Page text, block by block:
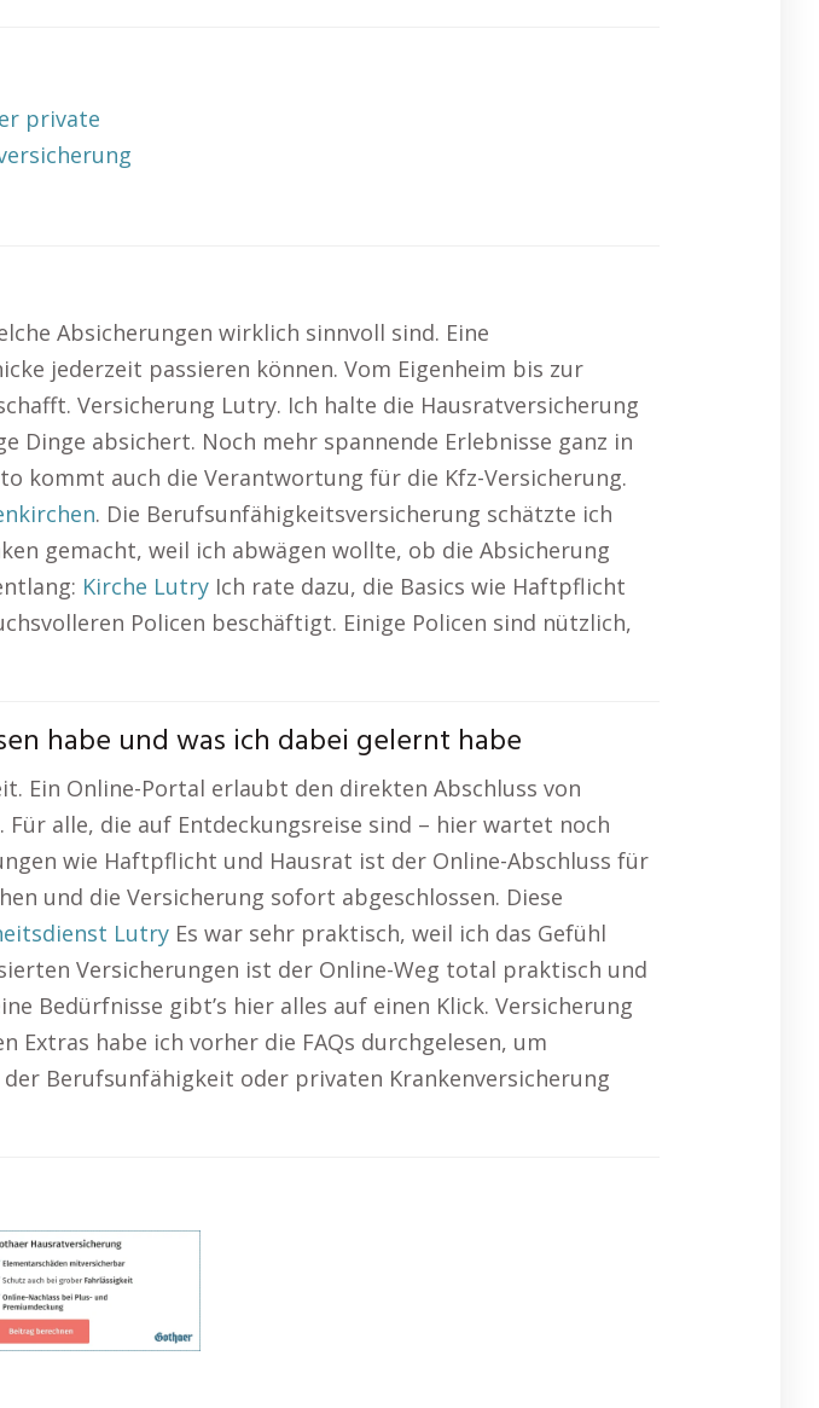
Absicherungen wirklich sinnvoll sind. Eine
jederzeit passieren können. Vom Eigenheim bis zur
Versicherung Lutry. Ich halte die Hausratversicherung
absichert. Noch mehr spannende Erlebnisse ganz in
kommt auch die Verantwortung für die Kfz-Versicherung.
. Die Berufsunfähigkeitsversicherung schätzte ich
gemacht, weil ich abwägen wollte, ob die Absicherung
Kirche Lutry Ich rate dazu, die Basics wie Haftpflicht
Policen beschäftigt. Einige Policen sind nützlich,
habe und was ich dabei gelernt habe
Ein Online-Portal erlaubt den direkten Abschluss von
alle, die auf Entdeckungsreise sind – hier wartet noch
wie Haftpflicht und Hausrat ist der Online-Abschluss für
und die Versicherung sofort abgeschlossen. Diese
Lutry Es war sehr praktisch, weil ich das Gefühl
Versicherungen ist der Online-Weg total praktisch und
Bedürfnisse gibt’s hier alles auf einen Klick. Versicherung
Extras habe ich vorher die FAQs durchgelesen, um
Berufsunfähigkeit oder privaten Krankenversicherung